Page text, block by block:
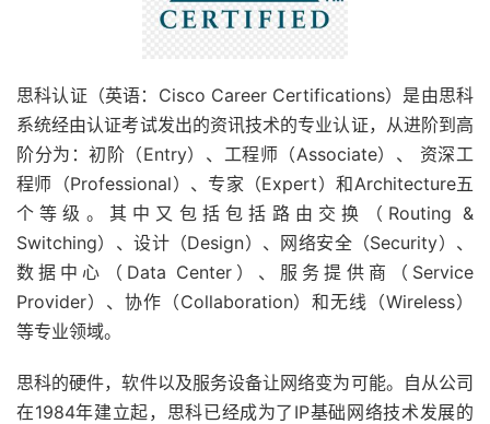
思科认证（英语：Cisco Career Certifications）是由思科
系统经由认证考试发出的资讯技术的专业认证，从进阶到高
阶分为：初阶（Entry）、工程师（Associate）、 资深工
程师（Professional）、专家（Expert）和Architecture五
个等级。其中又包括包括路由交换（Routing &
Switching）、设计（Design）、网络安全（Security）、
数据中心（Data Center）、服务提供商（Service
Provider）、协作（Collaboration）和无线（Wireless）
等专业领域。
思科的硬件，软件以及服务设备让网络变为可能。自从公司
在1984年建立起，思科已经成为了IP基础网络技术发展的